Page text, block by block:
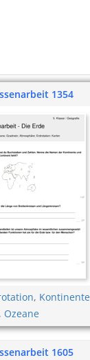
1354
, Kontinente
, Ozeane
1605